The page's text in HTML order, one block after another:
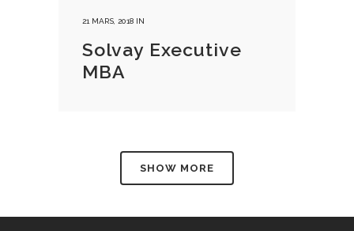
21 MARS, 2018 IN
Solvay Executive
MBA
SHOW MORE